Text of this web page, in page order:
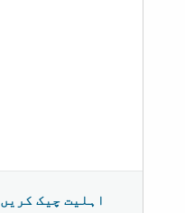
اہلیت چیک کریں